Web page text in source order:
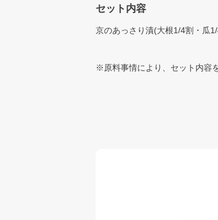
セット内容
京のあっさり漬(大根1/4割・瓜
※原料事情により、セット内容